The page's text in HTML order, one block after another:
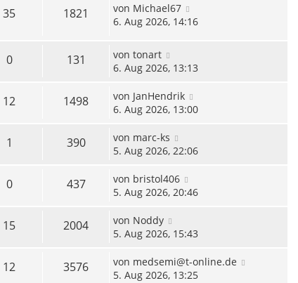
35 1821 von Michael67
6. Aug 2026, 14:16
0 131 von tonart
6. Aug 2026, 13:13
12 1498 von JanHendrik
6. Aug 2026, 13:00
1 390 von marc-ks
5. Aug 2026, 22:06
0 437 von bristol406
5. Aug 2026, 20:46
15 2004 von Noddy
5. Aug 2026, 15:43
12 3576 von medsemi@t-online.de
5. Aug 2026, 13:25